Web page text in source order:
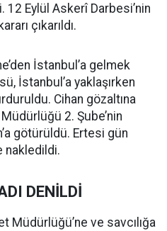
Eylül Askerî Darbesi’nin
çıkarıldı.
İstanbul’a gelmek
İstanbul’a yaklaşırken
Cihan gözaltına
2. Şube’nin
götürüldü. Ertesi gün
nakledildi.
DENİLDİ
Müdürlüğü’ne ve savcılığa